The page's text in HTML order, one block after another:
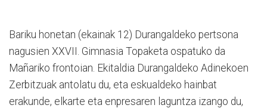
Bariku honetan (ekainak 12) Durangaldeko pertsona
nagusien XXVII. Gimnasia Topaketa ospatuko da
Mañariko frontoian. Ekitaldia Durangaldeko Adinekoen
Zerbitzuak antolatu du, eta eskualdeko hainbat
erakunde, elkarte eta enpresaren laguntza izango du,